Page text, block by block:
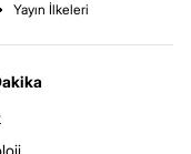
Yayın İlkeleri